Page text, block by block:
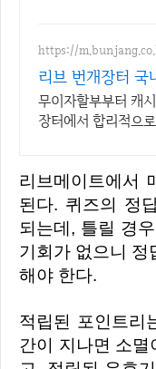
https://
리브 번개장터 국
중고거래
무이자할부부터 캐
장터에서 합리적으
드
리브메이트에서 매일 오전 10시에 퀴즈가 출제
된다. 퀴즈의 정
되는데, 틀릴 경
기회가 없으니 정
해야 한다.
적립된 포인트리는 유효기간은 5년으로, 유효기
간이 지나면 소멸